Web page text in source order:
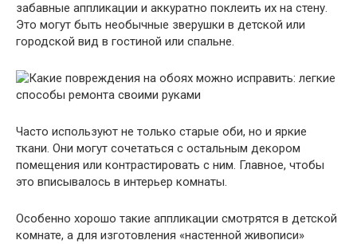
забавные аппликации и аккуратно поклеить их на стену.
Это могут быть необычные зверушки в детской или
городской вид в гостиной или спальне.
Часто используют не только старые оби, но и яркие
ткани. Они могут сочетаться с остальным декором
помещения или контрастировать с ним. Главное, чтобы
это вписывалось в интерьер комнаты.
Особенно хорошо такие аппликации смотрятся в детской
комнате, а для изготовления «настенной живописи»